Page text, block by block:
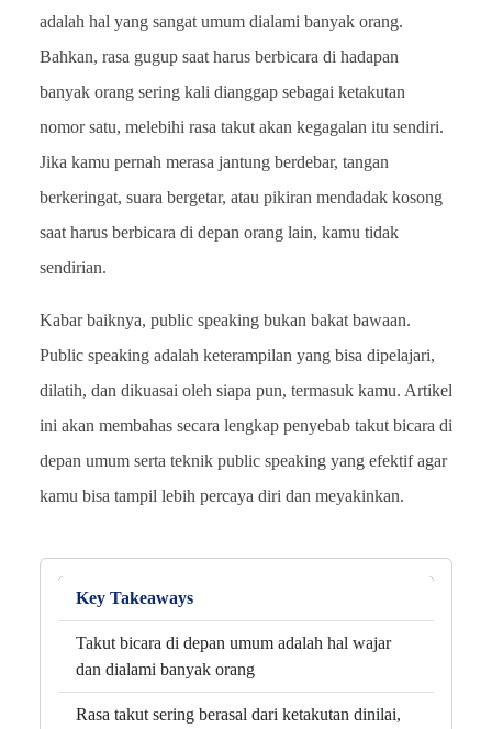
adalah hal yang sangat umum dialami banyak orang.
Bahkan, rasa gugup saat harus berbicara di hadapan
banyak orang sering kali dianggap sebagai ketakutan
nomor satu, melebihi rasa takut akan kegagalan itu sendiri.
Jika kamu pernah merasa jantung berdebar, tangan
berkeringat, suara bergetar, atau pikiran mendadak kosong
saat harus berbicara di depan orang lain, kamu tidak
sendirian.
Kabar baiknya, public speaking bukan bakat bawaan.
Public speaking adalah keterampilan yang bisa dipelajari,
dilatih, dan dikuasai oleh siapa pun, termasuk kamu. Artikel
ini akan membahas secara lengkap penyebab takut bicara di
depan umum serta teknik public speaking yang efektif agar
kamu bisa tampil lebih percaya diri dan meyakinkan.
Key Takeaways
Takut bicara di depan umum adalah hal wajar
dan dialami banyak orang
Rasa takut sering berasal dari ketakutan dinilai,